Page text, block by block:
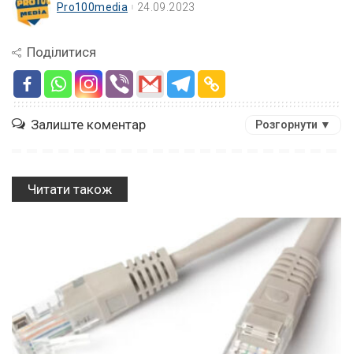
Pro100media 24.09.2023
Поділитися
Залиште коментар Розгорнути ▼
Читати також